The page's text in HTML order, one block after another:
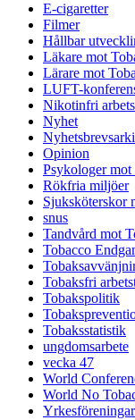
E-cigaretter
Filmer
Hållbar
Läkare mot
Lärare mot
LUFT-
Nikotinfri
Nyhet
Opinion
Psykologer mot
Rökfria miljöer
Sjuksköterskor
snus
Tandvård mot
Tobacco
Tobaksfri
Tobakspolitik
Tobaksstatistik
ungdomsarbete
vecka 47
World
World No